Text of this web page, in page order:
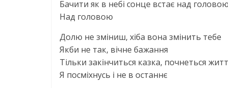
Бачити як в небі сонце встає над
Над головою
Долю не зміниш, хіба вона змінить тебе
Якби не так, вічне бажання
Тільки закінчиться казка, почнеться
Я посміхнусь і не в останнє